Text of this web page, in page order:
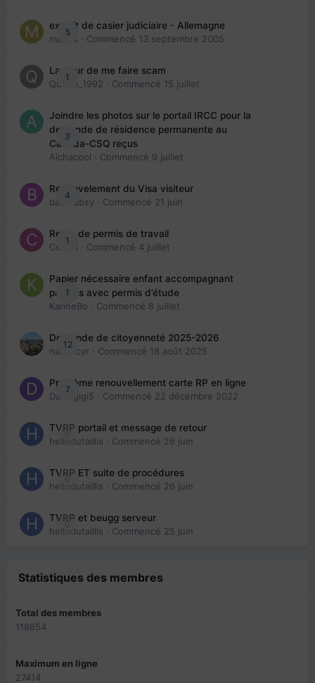
5
extrait de casier judiciaire - Allemagne
maries · Commencé 13 septembre 2005
1
La peur de me faire scam
Queen_1992 · Commencé 15 juillet
3
Joindre les photos sur le portail IRCC pour la
demande de résidence permanente au
Canada-CSQ reçus
Aichacool · Commencé 9 juillet
4
Renouvelement du Visa visiteur
babibubsy · Commencé 21 juin
1
Refus de permis de travail
Cedbri · Commencé 4 juillet
1
Papier nécessaire enfant accompagnant
parents avec permis d’étude
KarineBo · Commencé 8 juillet
12
Demande de citoyenneté 2025-2026
nanancyr · Commencé 18 août 2025
7
Problème renouvellement carte RP en ligne
Davidgigi5 · Commencé 22 décembre 2022
0
TVRP portail et message de retour
hellodutaillis · Commencé 26 juin
0
TVRP ET suite de procédures
hellodutaillis · Commencé 26 juin
0
TVRP et beugg serveur
hellodutaillis · Commencé 25 juin
Statistiques des membres
Total des membres
118854
Maximum en ligne
27414